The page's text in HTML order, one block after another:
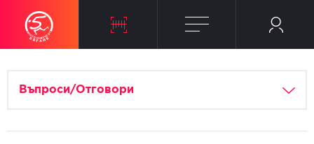
Въпроси/Отговори